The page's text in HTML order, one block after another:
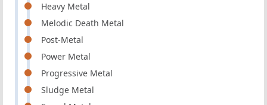
Heavy Metal
Melodic Death Metal
Post-Metal
Power Metal
Progressive Metal
Sludge Metal